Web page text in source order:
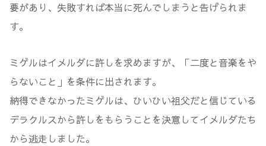
要があり、失敗すれば本当に死んでしまうと告げられま
す。
ミゲルはイメルダに許しを求めますが、「二度と音楽をや
らないこと」を条件に出されます。
納得できなかったミゲルは、ひいひい祖父だと信じている
デラクルスから許しをもらうことを決意してイメルダたち
から逃走しました。